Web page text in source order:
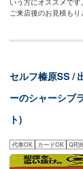
ご来店後のお見積もり
セルフ榛原SS /
ーのシャーシブ
ト)
代車OK カードOK QR